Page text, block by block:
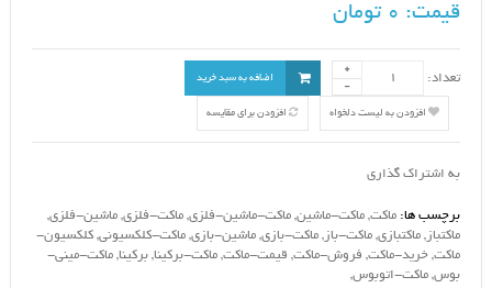
قیمت:
تعداد: اضافه به سبد خرید
افزودن به لیست دلخواه افزودن برای مقایسه
به اشتراک گذاری
برچسب ها: ماکت, ماکت-ماشین, ماکت-ماشین-فلزی, ماکت-فلزی, ماشین-فلزی,
ماکتباز , ماکتبازی, ماکت-باز , ماکت-بازی, ماشین-بازی, ماکت-کلکسیونی, کلکسیون-
ماکت, خرید-ماکت, فروش-ماکت, قیمت-ماکت, ماکت-برکینا, برکینا, ماکت-مینی-
بوس, ماکت-اتوبوس,